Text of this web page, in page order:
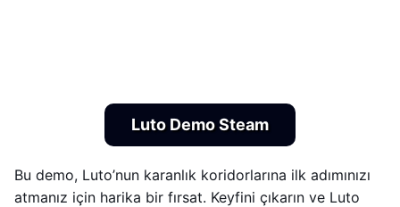
Luto Demo Steam
Bu demo, Luto’nun karanlık koridorlarına ilk adımınızı
atmanız için harika bir fırsat. Keyfini çıkarın ve Luto